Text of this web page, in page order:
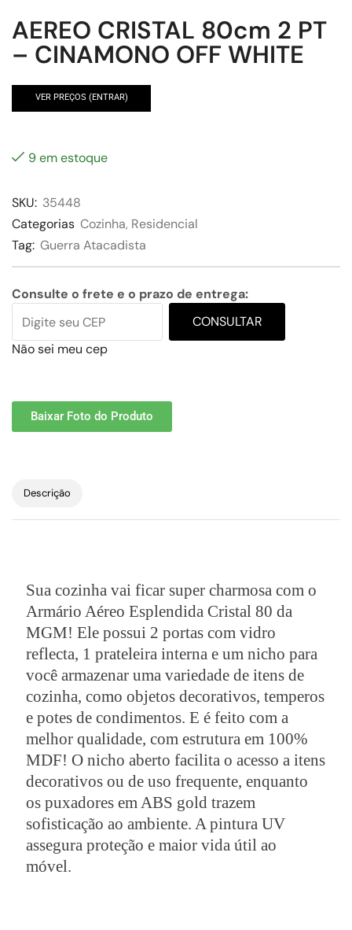
AEREO CRISTAL 80cm 2 PT
– CINAMONO OFF WHITE
VER PREÇOS (ENTRAR)
9 em estoque
SKU: 35448
Categorias Cozinha, Residencial
Tag: Guerra Atacadista
Consulte o frete e o prazo de entrega:
CONSULTAR
Não sei meu cep
Baixar Foto do Produto
Descrição
Sua cozinha vai ficar super charmosa com o
Armário Aéreo Esplendida Cristal 80 da
MGM! Ele possui 2 portas com vidro
reflecta, 1 prateleira interna e um nicho para
você armazenar uma variedade de itens de
cozinha, como objetos decorativos, temperos
e potes de condimentos. E é feito com a
melhor qualidade, com estrutura em 100%
MDF! O nicho aberto facilita o acesso a itens
decorativos ou de uso frequente, enquanto
os puxadores em ABS gold trazem
sofisticação ao ambiente. A pintura UV
assegura proteção e maior vida útil ao
móvel.